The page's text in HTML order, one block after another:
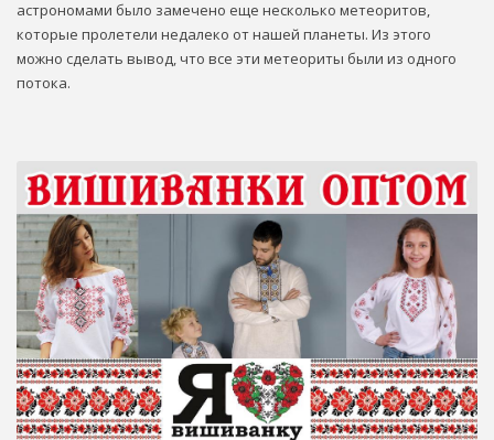
астрономами было замечено еще несколько метеоритов,
которые пролетели недалеко от нашей планеты. Из этого
можно сделать вывод, что все эти метеориты были из одного
потока.